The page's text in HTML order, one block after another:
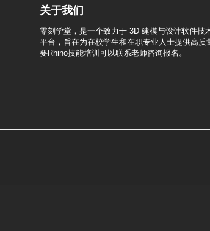
关于我们
零刻学堂，是一个致力于 3D 建模与设计软件技
平台，旨在为在校学生和在职专业人士提供高质
要Rhino技能培训可以联系老师咨询报名。